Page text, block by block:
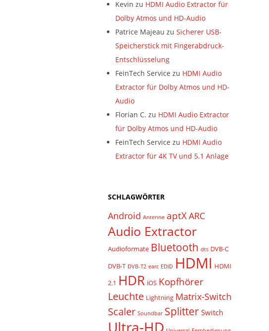
Kevin zu HDMI Audio Extractor für
Dolby Atmos und HD-Audio
Patrice Majeau zu Sicherer USB-
Speicherstick mit Fingerabdruck-
Entschlüsselung
FeinTech Service zu HDMI Audio
Extractor für Dolby Atmos und HD-
Audio
Florian C. zu HDMI Audio Extractor
für Dolby Atmos und HD-Audio
FeinTech Service zu HDMI Audio
Extractor für 4K TV und 5.1 Anlage
SCHLAGWÖRTER
Android Antenne aptXARC
Audio Extractor
Audioformate Bluetooth dts DVB-C
DVB-T DVB-T2 earc EDID HDMI HDMI
2.1 HDR iOS Kopfhörer
Leuchte Lightning Matrix-Switch
Scaler Soundbar Splitter Switch
Ultra-HD